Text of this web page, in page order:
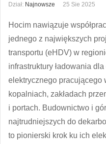
Dział: Najnowsze 25 Sie 2025
Hocim nawiązuje
jednego z największych
transportu (eHDV) w
infrastruktury ładowania
elektrycznego pracującego
kopalniach, zakładach
i portach. Budownictwo i
najtrudniejszych do
to pionierski krok ku ich